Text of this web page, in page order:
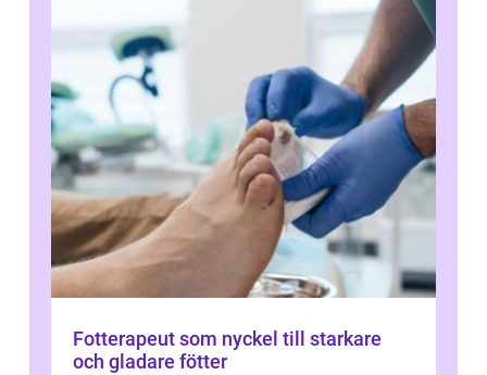
Fotterapeut som nyckel till starkare
och gladare fötter